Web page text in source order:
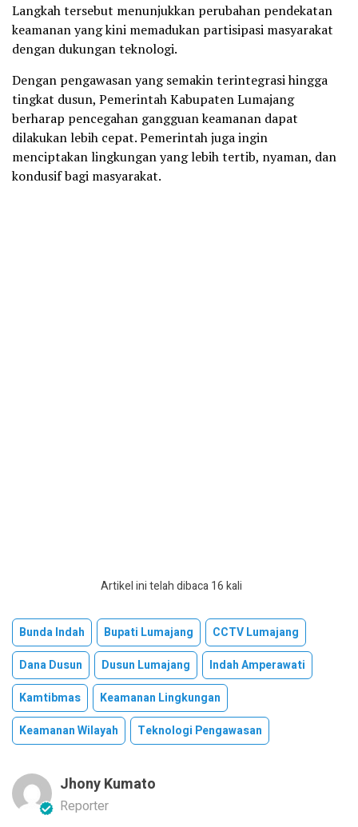
Langkah tersebut menunjukkan perubahan pendekatan
keamanan yang kini memadukan partisipasi masyarakat
dengan dukungan teknologi.
Dengan pengawasan yang semakin terintegrasi hingga
tingkat dusun, Pemerintah Kabupaten Lumajang
berharap pencegahan gangguan keamanan dapat
dilakukan lebih cepat. Pemerintah juga ingin
menciptakan lingkungan yang lebih tertib, nyaman, dan
kondusif bagi masyarakat.
Artikel ini telah dibaca 16 kali
Bunda Indah Bupati Lumajang
CCTV Lumajang
Dana Dusun
Dusun Lumajang
Indah Amperawati
Kamtibmas
Keamanan Lingkungan
Keamanan Wilayah
Teknologi Pengawasan
Jhony Kumato
Reporter